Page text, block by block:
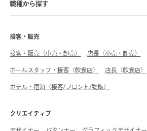
職種から探す
接客・販売
接客・販売（小売・卸売） 店長（小売・卸売）
ホールスタッフ・接客（飲食店） 店長（飲食店）
ホテル・宿泊（接客/フロント/物販）
クリエイティブ